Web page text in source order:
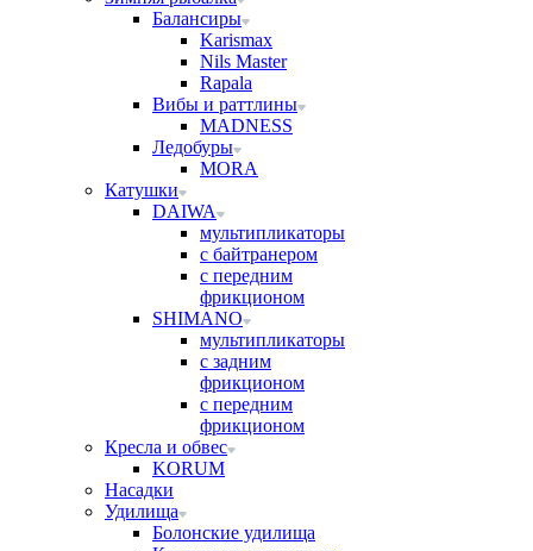
Балансиры
Karismax
Nils Master
Rapala
Вибы и раттлины
MADNESS
Ледобуры
MORA
Катушки
DAIWA
мультипликаторы
с байтранером
с передним
фрикционом
SHIMANO
мультипликаторы
с задним
фрикционом
с передним
фрикционом
Кресла и обвес
KORUM
Насадки
Удилища
Болонские удилища